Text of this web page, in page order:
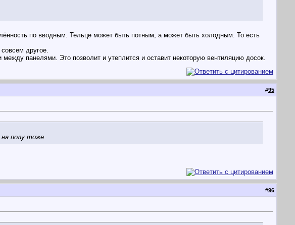
по вводным. Тельце может быть потным, а может быть холодным. То есть
другое.
панелями. Это позволит и утеплится и оставит некоторую вентиляцию досок.
#95
на полу тоже
#96